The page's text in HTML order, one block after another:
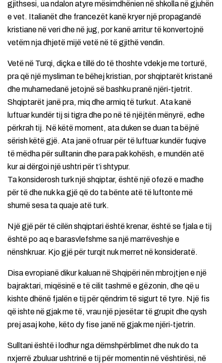
gjithsesi, ua ndalon atyre mësimdhënien në shkolla në gjuhën
e vet. Italianët dhe francezët kanë kryer një propagandë
kristiane në veri dhe në jug, por kanë arritur të konvertojnë
vetëm nja dhjetë mijë vetë në të gjithë vendin.
Vetë në Turqi, diçka e tillë do të thoshte vdekje me torturë,
pra që një mysliman te bëhej kristian, por shqiptarët kristanë
dhe muhamedanë jetojnë së bashku pranë njëri-tjetrit.
Shqiptarët janë pra, miq dhe armiq të turkut. Ata kanë
luftuar kundër tij si tigra dhe po në të njëjtën mënyrë, edhe
përkrah tij. Në këtë moment, ata duken se duan ta bëjnë
sërish këtë gjë. Ata janë ofruar për të luftuar kundër fuqive
të mëdha për sulltanin dhe para pak kohësh, e mundën atë
kur ai dërgoi një ushtri për t’i shtypur.
Ta konsiderosh turk një shqiptar, është një ofezë e madhe
për të dhe nuk ka gjë që do ta bënte atë të luftonte më
shumë sesa ta quaje atë turk.
Një gjë për të cilën shqiptari është krenar, është se fjala e tij
është po aq e barasvlefshme sa një marrëveshje e
nënshkruar. Kjo gjë për turqit nuk merret në konsideratë.
Disa evropianë dikur kaluan në Shqipëri nën mbrojtjen e një
bajraktari, miqësinë e të cilit tashmë e gëzonin, dhe që u
kishte dhënë fjalën e tij për qëndrim të sigurt të tyre. Një fis
që ishte në gjak me të, vrau një pjesëtar të grupit dhe qysh
prej asaj kohe, këto dy fise janë në gjak me njëri-tjetrin.
Sulltani është i lodhur nga dëmshpërblimet dhe nuk do ta
nxjerrë zbuluar ushtrinë e tij për momentin në vështirësi, në